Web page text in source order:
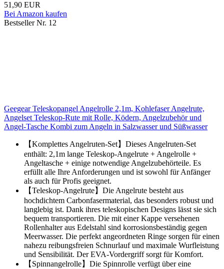
51,90 EUR
Bei Amazon kaufen
Bestseller Nr. 12
Geegear Teleskopangel Angelrolle 2,1m, Kohlefaser Angelrute,
Angelset Teleskop-Rute mit Rolle, Ködern, Angelzubehör und
Angel-Tasche Kombi zum Angeln in Salzwasser und Süßwasser
【Komplettes Angelruten-Set】Dieses Angelruten-Set
enthält: 2,1m lange Teleskop-Angelrute + Angelrolle +
Angeltasche + einige notwendige Angelzubehörteile. Es
erfüllt alle Ihre Anforderungen und ist sowohl für Anfänger
als auch für Profis geeignet.
【Teleskop-Angelrute】Die Angelrute besteht aus
hochdichtem Carbonfasermaterial, das besonders robust und
langlebig ist. Dank ihres teleskopischen Designs lässt sie sich
bequem transportieren. Die mit einer Kappe versehenen
Rollenhalter aus Edelstahl sind korrosionsbeständig gegen
Meerwasser. Die perfekt angeordneten Ringe sorgen für einen
nahezu reibungsfreien Schnurlauf und maximale Wurfleistung
und Sensibilität. Der EVA-Vordergriff sorgt für Komfort.
【Spinnangelrolle】Die Spinnrolle verfügt über eine